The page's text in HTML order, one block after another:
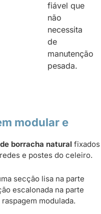
fiável que
não
necessita
de
manutenção
pesada.
modular e
borracha natural fixados
e postes do celeiro.
secção lisa na parte
escalonada na parte
modulada.